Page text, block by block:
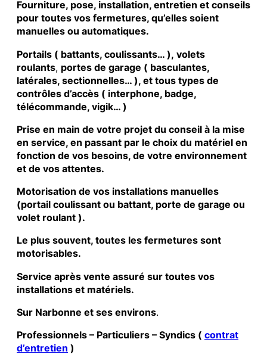
Fourniture, pose, installation, entretien et conseils
pour toutes vos fermetures, qu’elles soient
manuelles ou automatiques.
Portails ( battants, coulissants… ), volets
roulants, portes de garage ( basculantes,
latérales, sectionnelles… ), et tous types de
contrôles d’accès ( interphone, badge,
télécommande, vigik… )
Prise en main de votre projet du conseil à la mise
en service, en passant par le choix du matériel en
fonction de vos besoins, de votre environnement
et de vos attentes.
Motorisation de vos installations manuelles
(portail coulissant ou battant, porte de garage ou
volet roulant ).
Le plus souvent, toutes les fermetures sont
motorisables.
Service après vente assuré sur toutes vos
installations et matériels.
Sur Narbonne et ses environs.
Professionnels – Particuliers – Syndics ( contrat
d’entretien )